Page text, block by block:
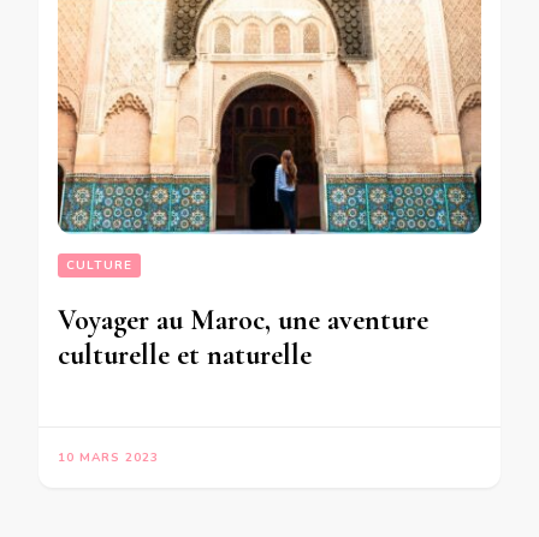
CULTURE
Voyager au Maroc, une aventure
culturelle et naturelle
10 MARS 2023